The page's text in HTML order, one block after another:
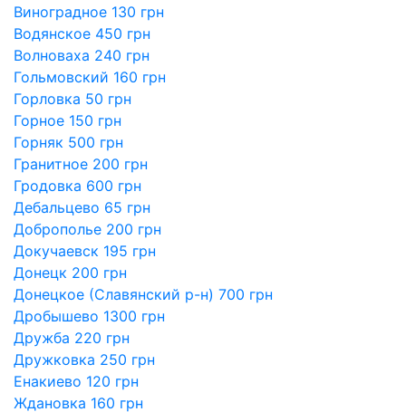
Виноградное 130 грн
Водянское 450 грн
Волноваха 240 грн
Гольмовский 160 грн
Горловка 50 грн
Горное 150 грн
Горняк 500 грн
Гранитное 200 грн
Гродовка 600 грн
Дебальцево 65 грн
Доброполье 200 грн
Докучаевск 195 грн
Донецк 200 грн
Донецкое (Славянский р-н) 700 грн
Дробышево 1300 грн
Дружба 220 грн
Дружковка 250 грн
Енакиево 120 грн
Ждановка 160 грн